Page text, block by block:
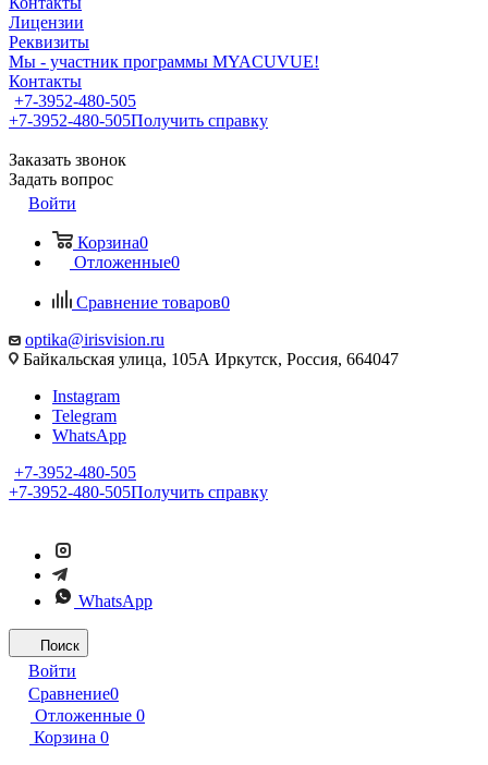
Лицензии
Реквизиты
Мы - участник программы MYACUVUE!
Контакты
+7-3952-480-505
+7-3952-480-505Получить справку
Заказать звонок
Задать вопрос
Войти
Корзина0
Отложенные0
Сравнение товаров0
optika@irisvision.ru
Байкальская улица, 105А Иркутск, Россия, 664047
Instagram
Telegram
WhatsApp
+7-3952-480-505
+7-3952-480-505Получить справку
WhatsApp
Поиск
Войти
Сравнение0
Отложенные 0
Корзина 0